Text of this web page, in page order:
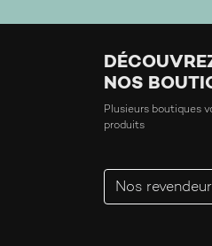
NOS
Plusieurs boutiques
produits
Nos